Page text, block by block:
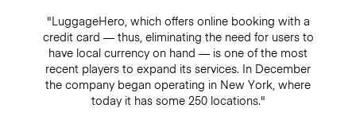
"LuggageHero, which offers online booking with a
credit card — thus, eliminating the need for users to
have local currency on hand — is one of the most
recent players to expand its services. In December
the company began operating in New York, where
today it has some 250 locations."